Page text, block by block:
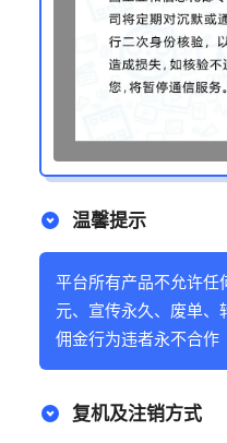
温馨提示
平台所有产品不允许任
元、宣传永久、废单、
佣金行为违者永不合作
复机及注销方式